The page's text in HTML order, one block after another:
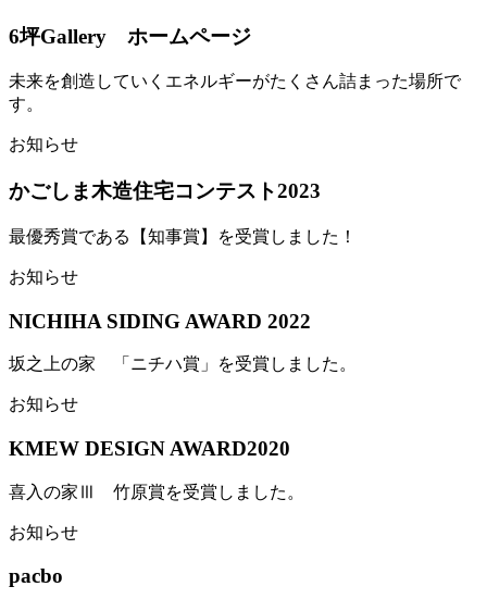
6坪Gallery ホームページ
未来を創造していくエネルギーがたくさん詰まった場所で
す。
お知らせ
かごしま木造住宅コンテスト2023
最優秀賞である【知事賞】を受賞しました！
お知らせ
NICHIHA SIDING AWARD 2022
坂之上の家 「ニチハ賞」を受賞しました。
お知らせ
KMEW DESIGN AWARD2020
喜入の家Ⅲ 竹原賞を受賞しました。
お知らせ
pacbo